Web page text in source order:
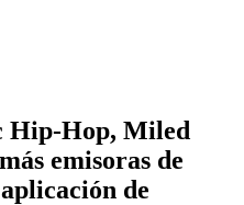
Hip-Hop, Miled
emisoras de
de